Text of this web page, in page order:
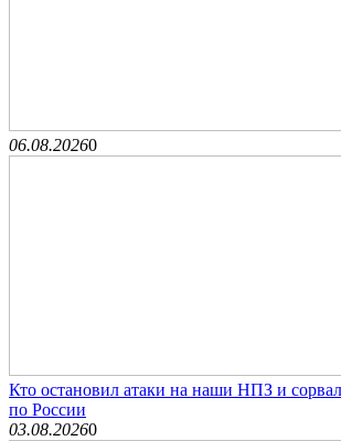
06.08.20260
Кто остановил атаки на наши НПЗ и
по России
03.08.20260